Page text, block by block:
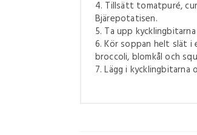
4. Tillsätt tomatpuré,
Bjärepotatisen.
5. Ta upp
6. Kör soppan helt slät i
broccoli, blomkål och
7. Lägg i kycklingbitarna